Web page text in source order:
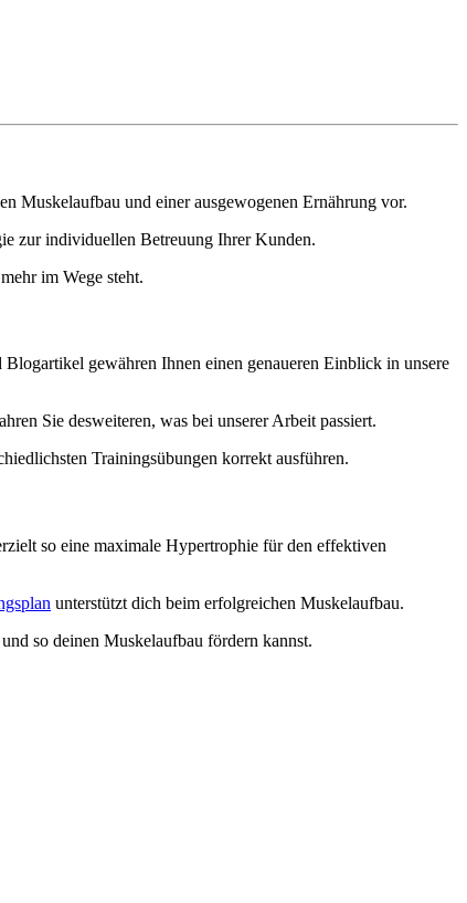
Muskelaufbau und einer ausgewogenen Ernährung vor.
zur individuellen Betreuung Ihrer Kunden.
im Wege steht.
gewähren Ihnen einen genaueren Einblick in unsere
Sie desweiteren, was bei unserer Arbeit passiert.
Trainingsübungen korrekt ausführen.
so eine maximale Hypertrophie für den effektiven
unterstützt dich beim erfolgreichen Muskelaufbau.
so deinen Muskelaufbau fördern kannst.